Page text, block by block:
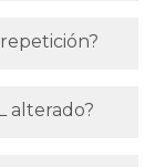
alterado?